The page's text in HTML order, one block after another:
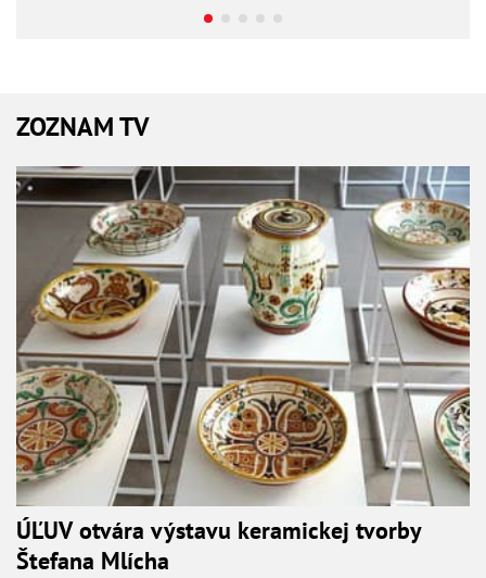
ZOZNAM TV
ÚĽUV otvára výstavu keramickej tvorby
Štefana Mlícha